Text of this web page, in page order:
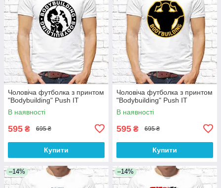
Чоловіча футболка з принтом
"Bodybuilding" Push IT
В наявності
595 ₴ 695 ₴
Купити
Чоловіча футболка з принтом
"Bodybuilding" Push IT
В наявності
595 ₴ 695 ₴
Купити
–14% –14%